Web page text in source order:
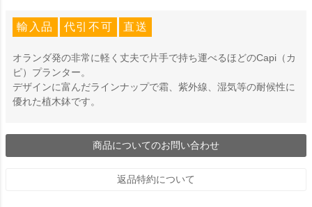
輸入品 代引不可 直送
オランダ発の非常に軽く丈夫で片手で持ち運べるほどのCapi（カ
ピ）プランター。
デザインに富んだラインナップで霜、紫外線、湿気等の耐候性に
優れた植木鉢です。
商品についてのお問い合わせ
返品特約について